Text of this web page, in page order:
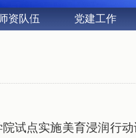
资队伍 党建工作
试点实施美育浸润行